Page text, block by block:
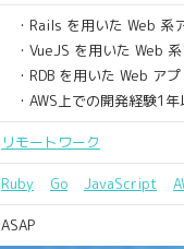
・Rails を用いた Web 系
・VueJS を用いた Web
・RDB を用いた Web ア
・AWS上での開発経験1年
リモートワーク
Ruby Go JavaScript
ASAP